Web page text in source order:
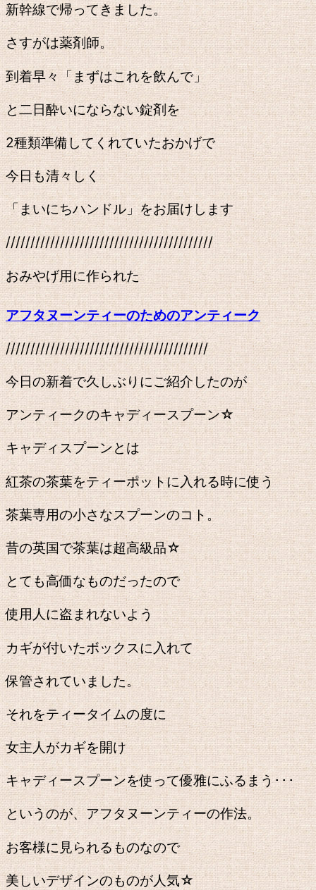
新幹線で帰ってきました。
さすがは薬剤師。
到着早々「まずはこれを飲んで」
と二日酔いにならない錠剤を
2種類準備してくれていたおかげで
今日も清々しく
「まいにちハンドル」をお届けします
//////////////////////////////////////////
おみやげ用に作られた
アフタヌーンティーのためのアンティーク
/////////////////////////////////////////
今日の新着で久しぶりにご紹介したのが
アンティークのキャディースプーン☆
キャディスプーンとは
紅茶の茶葉をティーポットに入れる時に使う
茶葉専用の小さなスプーンのコト。
昔の英国で茶葉は超高級品☆
とても高価なものだったので
使用人に盗まれないよう
カギが付いたボックスに入れて
保管されていました。
それをティータイムの度に
女主人がカギを開け
キャディースプーンを使って優雅にふるまう･･･
というのが、アフタヌーンティーの作法。
お客様に見られるものなので
美しいデザインのものが人気☆